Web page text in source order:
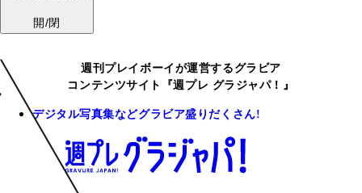
開/閉
週刊プレイボーイが運営するグラビア
コンテンツサイト『週プレ グラジャパ！』
デジタル写真集などグラビア盛りだくさん!